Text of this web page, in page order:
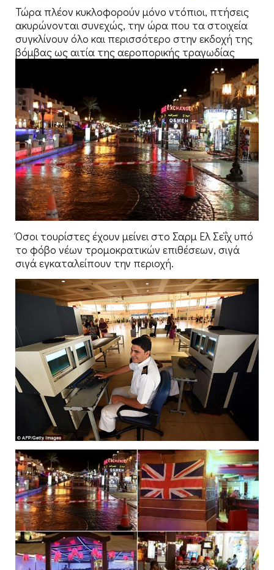
Τώρα πλέον κυκλοφορούν μόνο ντόπιοι, πτήσεις
ακυρώνονται συνεχώς, την ώρα που τα στοιχεία
συγκλίνουν όλο και περισσότερο στην εκδοχή της
βόμβας ως αιτία της αεροπορικής τραγωδίας
Όσοι τουρίστες έχουν μείνει στο Σαρμ Ελ Σεΐχ υπό
το φόβο νέων τρομοκρατικών επιθέσεων, σιγά
σιγά εγκαταλείπουν την περιοχή.